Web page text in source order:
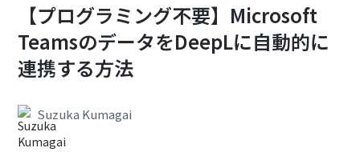
【プログラミング不要】Microsoft
TeamsのデータをDeepLに自動的に
連携する方法
Suzuka Kumagai